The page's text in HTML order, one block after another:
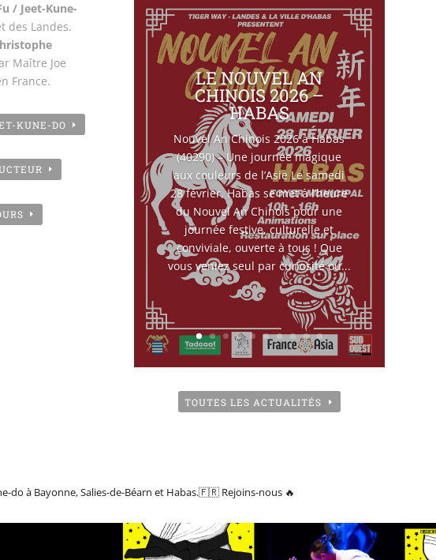
/ Jeet-Kune-
des Landes.
Maître Joe
France.
KUNE-DO
LE NOUVEL AN
CHINOIS 2026 –
HABAS
Nouvel An Chinois 2026 à Habas
(40290) – Une journée magique
aux couleurs de l’Asie Le samedi
28 février, Habas se met à l’heure
du Nouvel An Chinois pour une
journée festive, culturelle et
conviviale, ouverte à tous ! Que
vous veniez seul par curiosité ou...
TOUTES LES ACTUALITÉS
do à Bayonne, Salies-de-Béarn et Habas.🇫🇷 Rejoins-nous 🔥